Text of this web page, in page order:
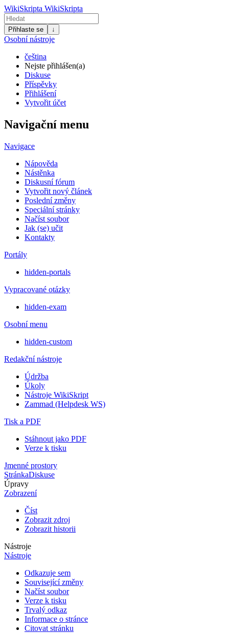
WikiSkripta WikiSkripta
Přihlaste se ↓
Osobní nástroje
čeština
Nejste přihlášen(a)
Diskuse
Příspěvky
Přihlášení
Vytvořit účet
Navigační menu
Navigace
Nápověda
Nástěnka
Diskusní fórum
Vytvořit nový článek
Poslední změny
Speciální stránky
Načíst soubor
Jak (se) učit
Kontakty
Portály
hidden-portals
Vypracované otázky
hidden-exam
Osobní menu
hidden-custom
Redakční nástroje
Údržba
Úkoly
Nástroje WikiSkript
Zammad (Helpdesk WS)
Tisk a PDF
Stáhnout jako PDF
Verze k tisku
Jmenné prostory
StránkaDiskuse
Úpravy
Zobrazení
Číst
Zobrazit zdroj
Zobrazit historii
Nástroje
Nástroje
Odkazuje sem
Související změny
Načíst soubor
Verze k tisku
Trvalý odkaz
Informace o stránce
Citovat stránku